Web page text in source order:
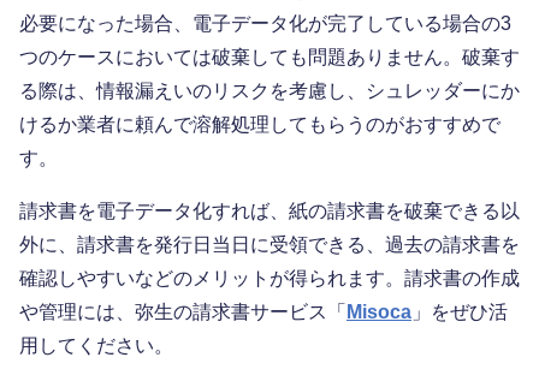
必要になった場合、電子データ化が完了している場合の3
つのケースにおいては破棄しても問題ありません。破棄す
る際は、情報漏えいのリスクを考慮し、シュレッダーにか
けるか業者に頼んで溶解処理してもらうのがおすすめで
す。
請求書を電子データ化すれば、紙の請求書を破棄できる以
外に、請求書を発行日当日に受領できる、過去の請求書を
確認しやすいなどのメリットが得られます。請求書の作成
や管理には、弥生の請求書サービス「 Misoca 」をぜひ活
用してください。